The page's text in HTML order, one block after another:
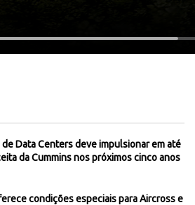
de Data Centers deve impulsionar em até
da Cummins nos próximos cinco anos
condições especiais para Aircross e